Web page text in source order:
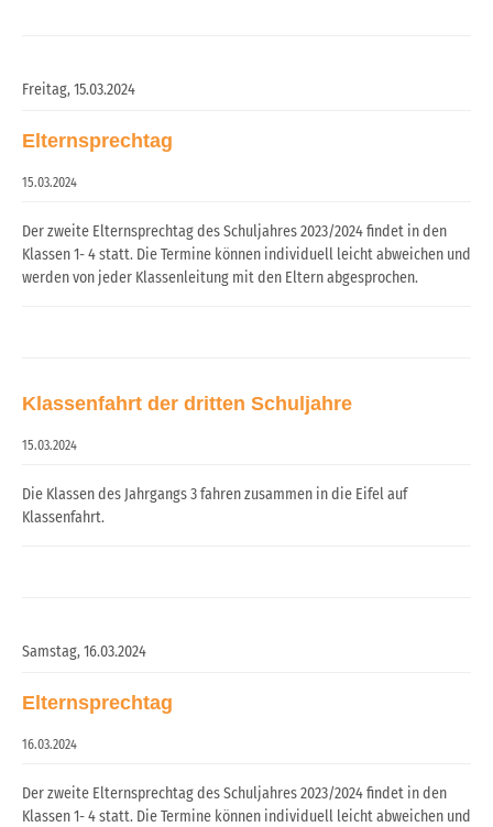
Freitag,15.03.2024
Elternsprechtag
15.03.2024
Der zweite Elternsprechtag des Schuljahres 2023/2024 findet in den
Klassen 1- 4 statt. Die Termine können individuell leicht abweichen und
werden von jeder Klassenleitung mit den Eltern abgesprochen.
Klassenfahrt der dritten Schuljahre
15.03.2024
Die Klassen des Jahrgangs 3 fahren zusammen in die Eifel auf
Klassenfahrt.
Samstag,16.03.2024
Elternsprechtag
16.03.2024
Der zweite Elternsprechtag des Schuljahres 2023/2024 findet in den
Klassen 1- 4 statt. Die Termine können individuell leicht abweichen und